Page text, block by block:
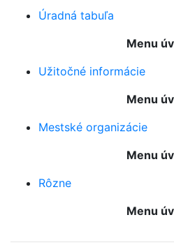
Úradná tabuľa
Menu
Užitočné informácie
Menu
Mestské organizácie
Menu
Rôzne
Menu